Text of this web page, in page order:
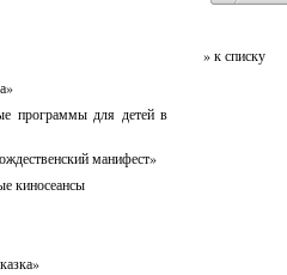
программы для детей в
манифест»
киносеансы
» к списку